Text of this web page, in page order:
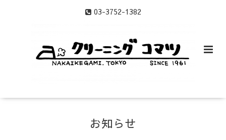
03-3752-1382
お知らせ